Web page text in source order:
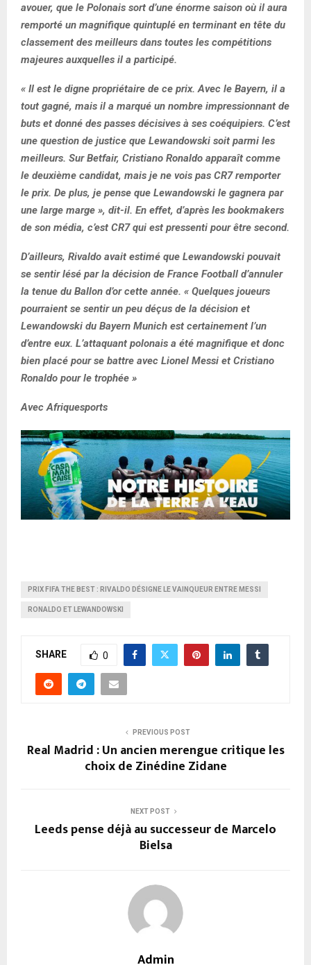
avouer, que le Polonais sort d’une énorme saison où il aura
remporté un magnifique quintuplé en terminant en tête du
classement des meilleurs dans toutes les compétitions
majeures auxquelles il a participé.
« Il est le digne propriétaire de ce prix. Avec le Bayern, il a
tout gagné, mais il a marqué un nombre impressionnant de
buts et donné des passes décisives à ses coéquipiers. C’est
une question de justice que Lewandowski soit parmi les
meilleurs. Sur Betfair, Cristiano Ronaldo apparaît comme
le deuxième candidat, mais je ne vois pas CR7 remporter
le prix. De plus, je pense que Lewandowski le gagnera par
une large marge », dit-il. En effet, d’après les bookmakers
de son média, c’est CR7 qui est pressenti pour être second.
D’ailleurs, Rivaldo avait estimé que Lewandowski pouvait
se sentir lésé par la décision de France Football d’annuler
la tenue du Ballon d’or cette année. « Quelques joueurs
pourraient se sentir un peu déçus de la décision et
Lewandowski du Bayern Munich est certainement l’un
d’entre eux. L’attaquant polonais a été magnifique et donc
bien placé pour se battre avec Lionel Messi et Cristiano
Ronaldo pour le trophée »
Avec Afriquesports
PRIX FIFA THE BEST : RIVALDO DÉSIGNE LE VAINQUEUR ENTRE MESSI
RONALDO ET LEWANDOWSKI
SHARE 0
PREVIOUS POST
Real Madrid : Un ancien merengue critique les
choix de Zinédine Zidane
NEXT POST
Leeds pense déjà au successeur de Marcelo
Bielsa
Admin